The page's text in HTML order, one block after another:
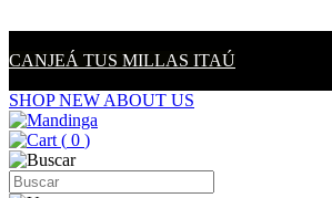
CANJEÁ TUS MILLAS ITAÚ
SHOP NEW ABOUT US
( 0 )